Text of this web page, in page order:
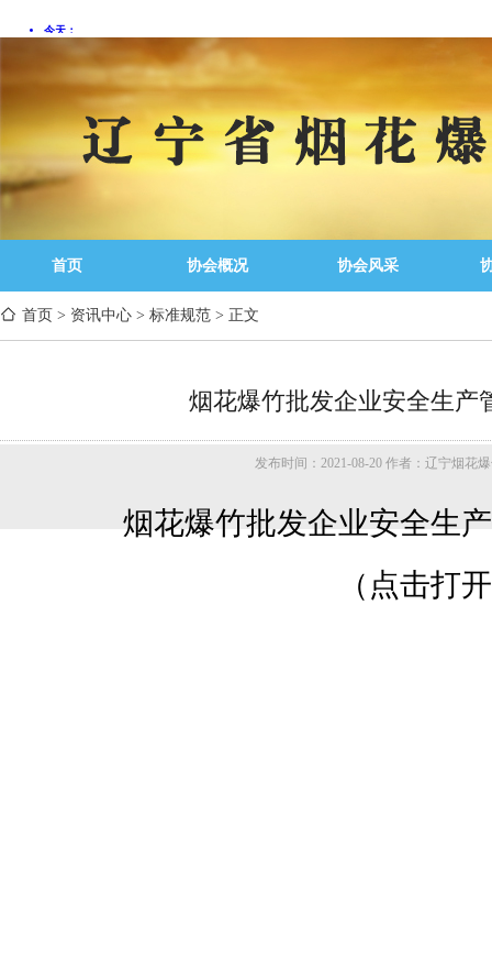
首页 协会概况 协会风采
首页 > 资讯中心 > 标准规范 > 正文
烟花爆竹批发企业安全生产
发布时间：2021-08-20 作者：辽宁烟花
烟花爆竹批发企业安全生
（点击打